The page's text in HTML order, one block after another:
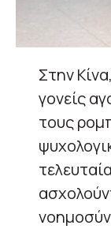
Στην
γονείς
τους